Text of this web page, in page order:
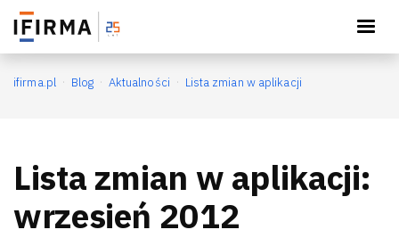
ifirma.pl Blog Aktualności Lista zmian w aplikacji
Lista zmian w aplikacji:
wrzesień 2012
×